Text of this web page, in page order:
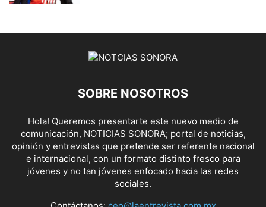
SOBRE NOSOTROS
Hola! Queremos presentarte este nuevo medio de
comunicación, NOTICIAS SONORA; portal de noticias,
opinión y entrevistas que pretende ser referente nacional
e internacional, con un formato distinto fresco para
jóvenes y no tan jóvenes enfocado hacia las redes
sociales.